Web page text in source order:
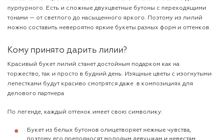
пурпурного. Есть и сложные двухцветные бутоны с переходящими
тонами — от светлого до насыщенного яркого. Поэтому из лилий
можно составить невероятно яркие букеты разных форм и оттенков.
Кому принято дарить лилии?
Красивый букет лилий станет достойным подарком как на
торжество, так и просто в будний день. Изящные цветы с изогнутыми
лепестками будут красиво смотрятся даже в композициях для
делового партнера
По легенде, каждый оттенок имеет свою символику:
Букет из белых бутонов олицетворяет нежные чувства,